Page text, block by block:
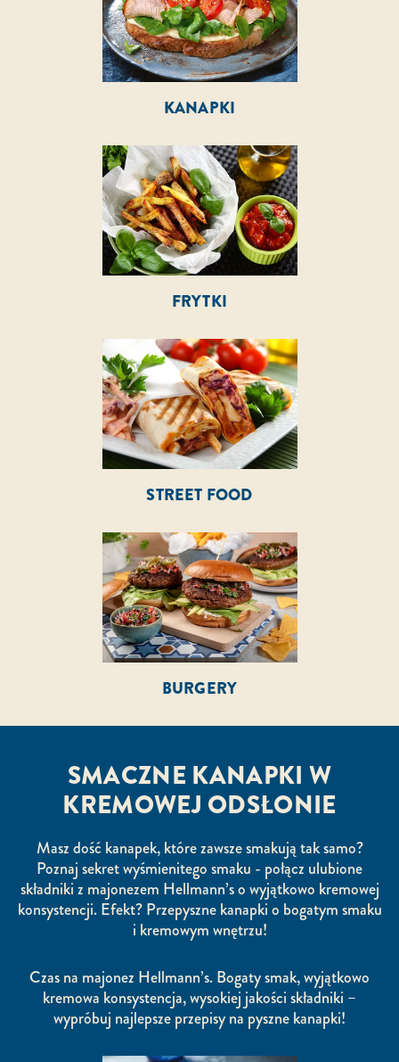
KANAPKI
FRYTKI
STREET FOOD
BURGERY
SMACZNE KANAPKI W
KREMOWEJ ODSŁONIE
Masz dość kanapek, które zawsze smakują tak samo?
Poznaj sekret wyśmienitego smaku - połącz ulubione
składniki z majonezem Hellmann’s o wyjątkowo kremowej
konsystencji. Efekt? Przepyszne kanapki o bogatym smaku
i kremowym wnętrzu!
Czas na majonez Hellmann’s. Bogaty smak, wyjątkowo
kremowa konsystencja, wysokiej jakości składniki –
wypróbuj najlepsze przepisy na pyszne kanapki!